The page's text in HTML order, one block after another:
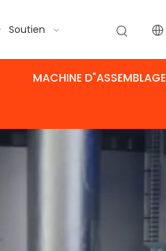
Soutien
MACHINE D"ASSEMBLAGE